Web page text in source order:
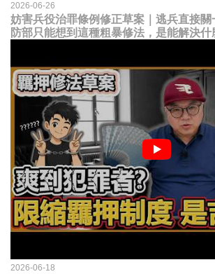
2026-06-26
妨害兵役治罪條例修正草案｜逃兵直接關
防部只能想到這種粗暴修法，是能解決什
2026-06-18